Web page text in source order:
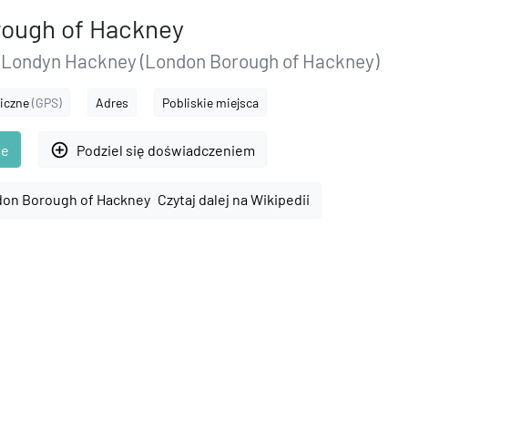
of Hackney
Hackney (London Borough of Hackney)
(GPS) Adres Pobliskie miejsca
add_circle_outline Podziel się doświadczeniem
Czytaj dalej na Wikipedii